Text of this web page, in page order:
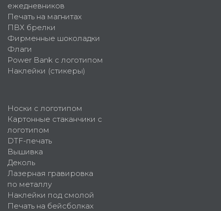
ежедневников
Печать на магнитах
ПВХ брелки
Фирменные шоколадки
Флаги
Power Bank с логотипом
Наклейки (стикеры)
Носки с логотипом
Картонные стаканчики с
логотипом
DTF-печать
Вышивка
Деколь
Лазерная гравировка
по металлу
Наклейки под смолой
Печать на бейсболках